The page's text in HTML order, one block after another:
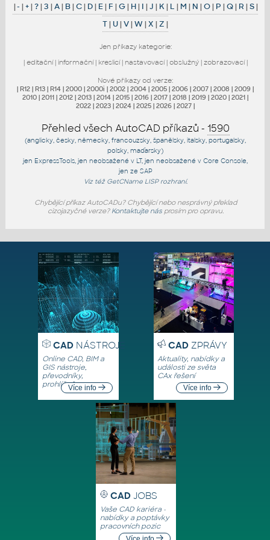
|- |+|?|3 |A| B|C| D| E| F |G| H| I |J | K| L | M | N |O| P |Q| R |S|
T| U|V|W|X |Z |
Jen příkazy kategorie:
| editační| informační| kreslicí| nastavovací| obslužný| zobrazovací|
Nové příkazy od verze:
| R12 | R13 | R14 | 2000 | 2000i | 2002 | 2004 | 2005 | 2006 | 2007 | 2008 | 2009 |
2010 | 2011 | 2012 | 2013 | 2014 | 2015 | 2016 | 2017 | 2018 | 2019 | 2020 | 2021 |
2022 | 2023 | 2024 | 2025 | 2026 | 2027 |
Přehled všech AutoCAD příkazů - 1590
(anglicky, česky, německy, francouzsky, španělsky, italsky, portugalsky,
polsky, maďarsky)
jen ExpressTools , jen neobsažené v LT, jen neobsažené v Core Console
jen ze SAP
Viz též GetCNameLISP rozhraní.
Chybějící příkaz AutoCADu? Chybějící nebo nesprávný překlad
cizojazyčné verze? Kontaktujte násprosím pro opravu.
CADNÁSTROJE
Online CAD, BIM a
GIS nástroje,
převodníky,
prohlížečeVíce info
CADZPRÁVY
Aktuality, nabídky a
události ze světa
CAx řešení
Více info
CAD JOBS
Vaše CAD kariéra -
nabídky a poptávky
pracovních pozic